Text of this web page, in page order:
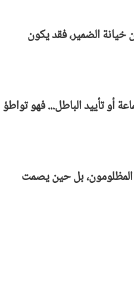
الضمير، فقد يكون
أو تأييد الباطل... فهو تواطؤ
المظلومون، بل حين يصمت